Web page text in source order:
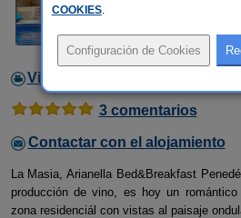
Video
3 comentarios
Contactar con el alojamiento
La Masia, Arianella Bed&Breakfast
producción de vino, es hoy un
zona residenciál con vistas al paisaje
COOKIES.